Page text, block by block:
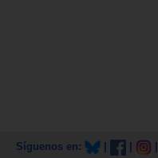
Síguenos en: